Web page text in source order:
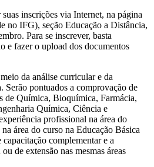
inscrições via Internet, na página
no IFG), seção Educação a Distância,
Para se inscrever, basta
e fazer o upload dos documentos
da análise curricular e da
Serão pontuados a comprovação de
de Química, Bioquímica, Farmácia,
Química, Ciência e
profissional na área do
área do curso na Educação Básica
complementar e a
de extensão nas mesmas áreas